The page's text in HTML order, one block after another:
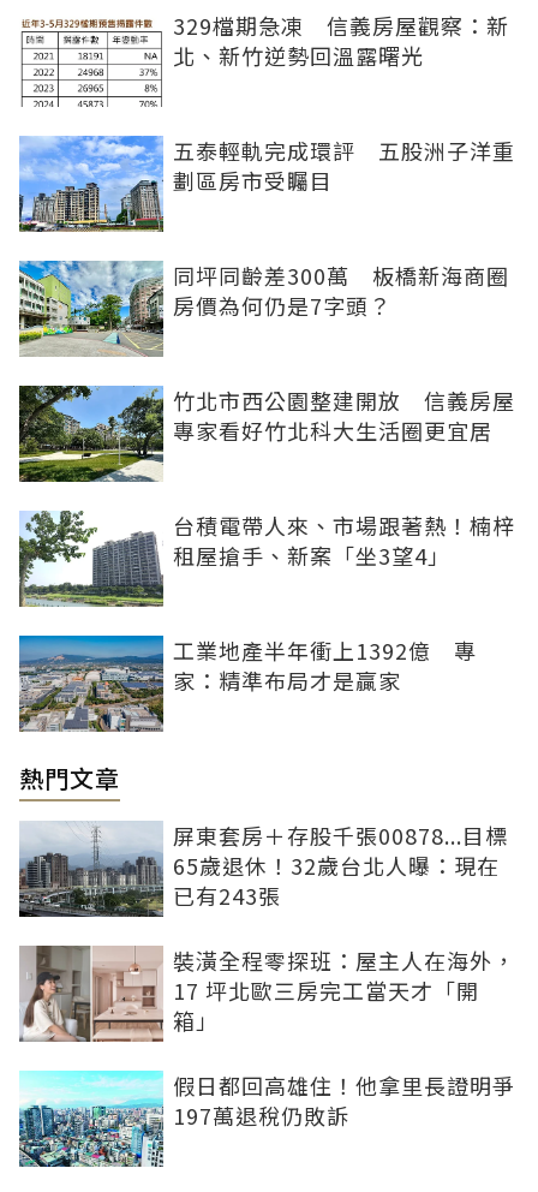
329檔期急凍 信義房屋觀察：新
北、新竹逆勢回溫露曙光
五泰輕軌完成環評 五股洲子洋重
劃區房市受矚目
同坪同齡差300萬 板橋新海商圈
房價為何仍是7字頭？
竹北市西公園整建開放 信義房屋
專家看好竹北科大生活圈更宜居
台積電帶人來、市場跟著熱！楠梓
租屋搶手、新案「坐3望4」
工業地產半年衝上1392億 專
家：精準布局才是贏家
熱門文章
屏東套房＋存股千張00878...目標
65歲退休！32歲台北人曝：現在
已有243張
裝潢全程零探班：屋主人在海外，
17 坪北歐三房完工當天才「開
箱」
假日都回高雄住！他拿里長證明爭
197萬退稅仍敗訴